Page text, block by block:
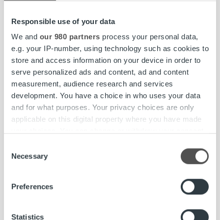
Responsible use of your data
We and our 980 partners process your personal data,
e.g. your IP-number, using technology such as cookies to
store and access information on your device in order to
serve personalized ads and content, ad and content
measurement, audience research and services
development. You have a choice in who uses your data
and for what purposes. Your privacy choices are only
applicable on this digital property where you have made
the Privacy trigger icon.
Find out more about how your personal data is processed
and set your preferences in the
We use cookies to personalise content and ads, to
Selection
Necessary
Preferences
Statistics
Ajankohtaista
RopoHold Oyj, liiketoimintakatsaus 1.7.–
30.9.2018
Lue lisää